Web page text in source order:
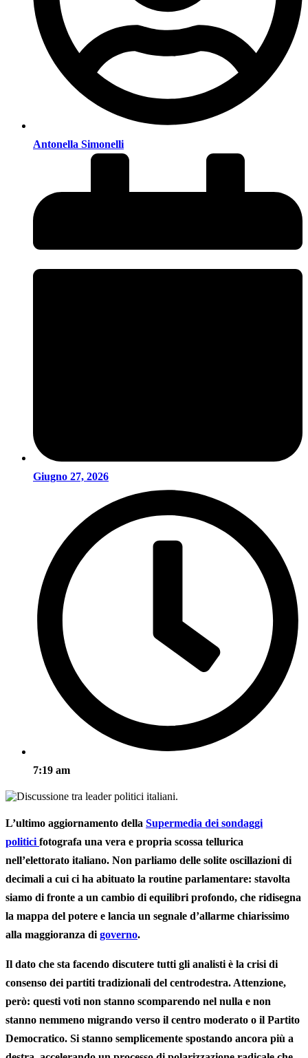
Antonella Simonelli
Giugno 27, 2026
7:19 am
L’ultimo aggiornamento della Supermedia dei sondaggi
politici fotografa una vera e propria scossa tellurica
nell’elettorato italiano. Non parliamo delle solite oscillazioni di
decimali a cui ci ha abituato la routine parlamentare: stavolta
siamo di fronte a un cambio di equilibri profondo, che ridisegna
la mappa del potere e lancia un segnale d’allarme chiarissimo
alla maggioranza di governo.
Il dato che sta facendo discutere tutti gli analisti è la crisi di
consenso dei partiti tradizionali del centrodestra. Attenzione,
però: questi voti non stanno scomparendo nel nulla e non
stanno nemmeno migrando verso il centro moderato o il Partito
Democratico. Si stanno semplicemente spostando ancora più a